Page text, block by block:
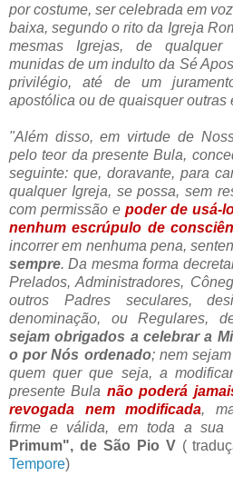
por costume, ser celebrada em
baixa, segundo o rito da Igreja
mesmas Igrejas, de qualquer
munidas de um indulto da Sé
privilégio, até de um
apostólica ou de quaisquer
"Além disso, em virtude de
pelo teor da presente Bula,
seguinte: que, doravante, para
qualquer Igreja, se possa, sem
com permissão e poder de usá-
nenhum escrúpulo de
incorrer em nenhuma pena,
sempre. Da mesma forma
Prelados, Administradores,
outros Padres seculares,
denominação, ou Regulares,
sejam obrigados a celebrar a
o por Nós ordenado; nem
quem quer que seja, a
presente Bula não poderá
revogada nem modificada,
firme e válida, em toda a sua
Primum", de São Pio V (
Tempore)